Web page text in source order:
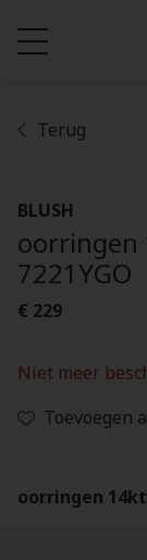
Terug
BLUSH
oorringen
7221YGO
€ 229
Niet meer
Toevoegen
oorringen 14kt